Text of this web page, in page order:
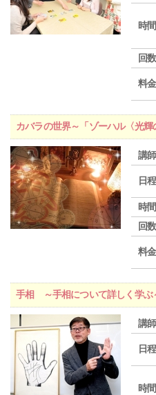
時間
回数
料金
カバラの世界～「ゾーハル〈光輝
講師
日程
時間
回数
料金
手相 ～手相について詳しく学ぶ
講師
日程
時間